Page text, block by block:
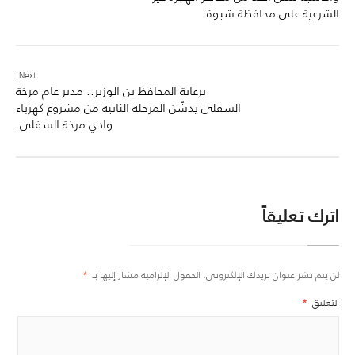
الشرعية على محافظة شبوة.
Next:
برعاية المحافظ بن الوزير.. مدير عام مرخة
السفلى يدشّن المرحلة الثانية من مشروع كهرباء
وادي مرخة السفلى.
اترك تعليقاً
لن يتم نشر عنوان بريدك الإلكتروني. الحقول الإلزامية مشار إليها بـ *
التعليق *